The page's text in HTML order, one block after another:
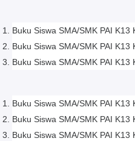
Buku Siswa SMA/SMK PAI K13
Buku Siswa SMA/SMK PAI K13
Buku Siswa SMA/SMK PAI K13
Buku Siswa SMA/SMK PAI K13
Buku Siswa SMA/SMK PAI K13
Buku Siswa SMA/SMK PAI K13